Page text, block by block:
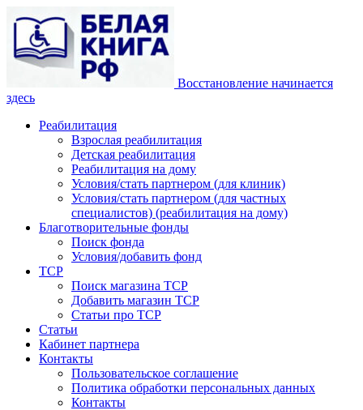
Восстановление начинается
здесь
Реабилитация
Взрослая реабилитация
Детская реабилитация
Реабилитация на дому
Условия/стать партнером (для клиник)
Условия/стать партнером (для частных
специалистов) (реабилитация на дому)
Благотворительные фонды
Поиск фонда
Условия/добавить фонд
ТСР
Поиск магазина ТСР
Добавить магазин ТСР
Статьи про ТСР
Статьи
Кабинет партнера
Контакты
Пользовательское соглашение
Политика обработки персональных данных
Контакты